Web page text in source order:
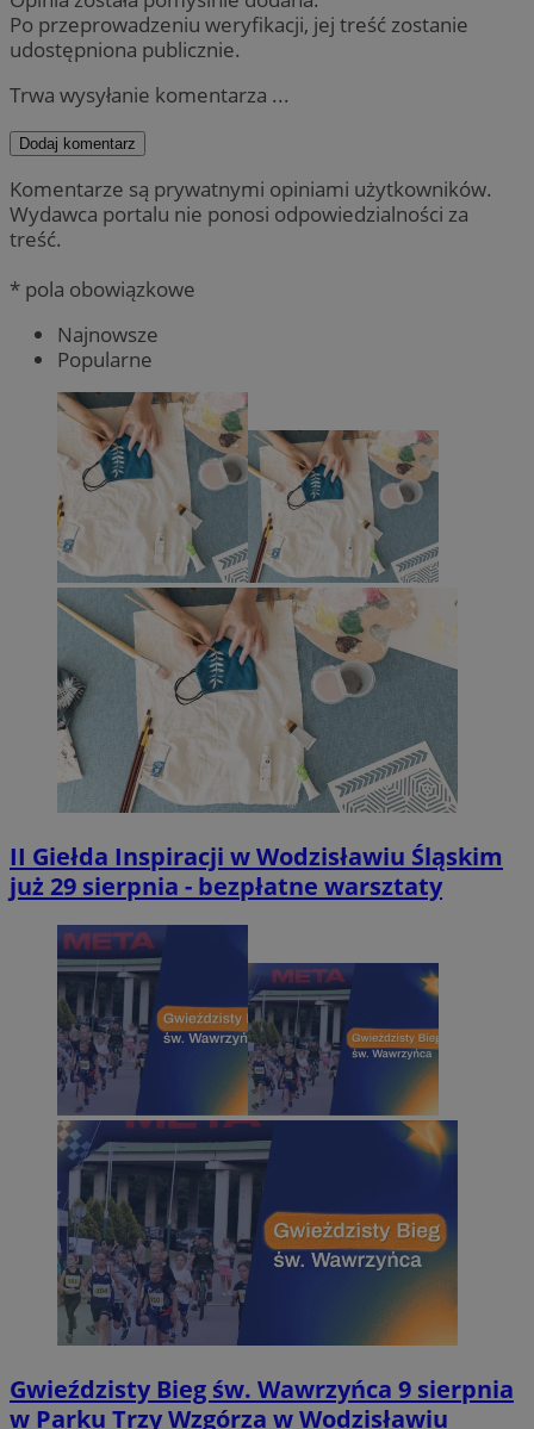
Po przeprowadzeniu weryfikacji, jej treść zostanie
udostępniona publicznie.
Trwa wysyłanie komentarza ...
Dodaj komentarz
Komentarze są prywatnymi opiniami użytkowników.
Wydawca portalu nie ponosi odpowiedzialności za
treść.
* pola obowiązkowe
Najnowsze
Popularne
II Giełda Inspiracji w Wodzisławiu Śląskim
już 29 sierpnia - bezpłatne warsztaty
Gwieździsty Bieg św. Wawrzyńca 9 sierpnia
w Parku Trzy Wzgórza w Wodzisławiu